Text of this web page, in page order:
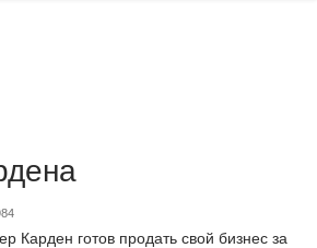
Карден готов продать свой бизнес за